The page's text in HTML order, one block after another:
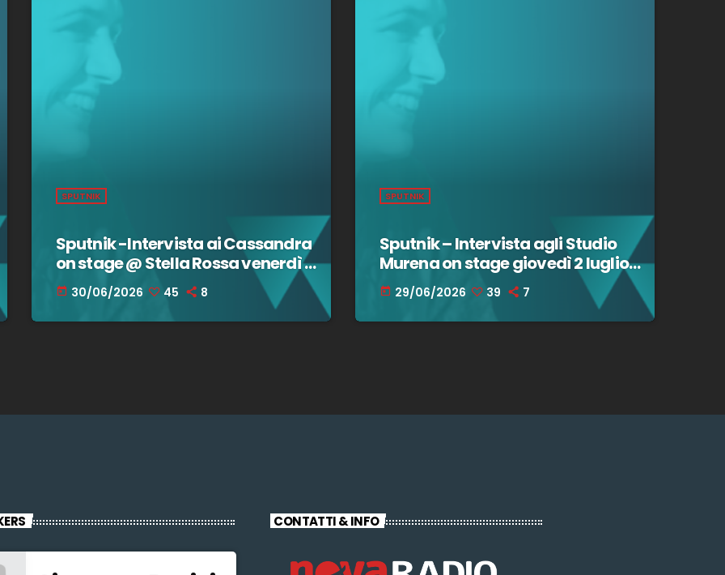
SPUTNIK
Sputnik -Intervista ai Cassandra
on stage @ Stella Rossa venerdì 3
luglio! – 30 giugno 2026
today 30/06/2026 45 8
SPUTNIK
Sputnik – Intervista agli Studio
Murena on stage giovedì 2 luglio
@ Stella Rossa! – 29 giugno 2026
today 29/06/2026 39 7
CONTATTI & INFO